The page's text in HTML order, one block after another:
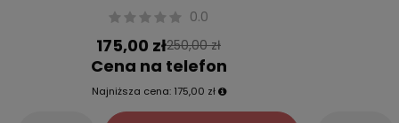
0.0
175,00 zł250,00 zł
Cena na telefon
Najniższa cena: 175,00 zł